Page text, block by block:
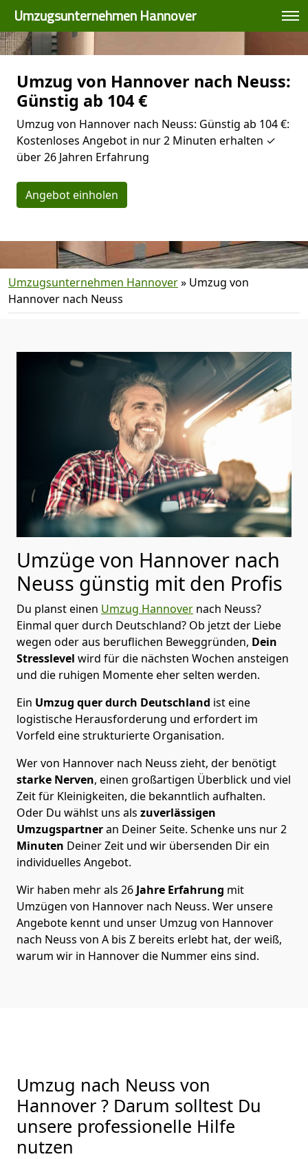
Umzugsunternehmen Hannover
Umzug von Hannover nach Neuss:
Günstig ab 104 €
Umzug von Hannover nach Neuss: Günstig ab 104 €:
Kostenloses Angebot in nur 2 Minuten erhalten ✓
über 26 Jahren Erfahrung
Angebot einholen
Umzugsunternehmen Hannover» Umzug von
Hannover nach Neuss
Umzüge von Hannover nach
Neuss günstig mit den Profis
Du planst einen Umzug Hannover nach Neuss?
Einmal quer durch Deutschland? Ob jetzt der Liebe
wegen oder aus beruflichen Beweggründen, Dein
Stresslevel wird für die nächsten Wochen ansteigen
und die ruhigen Momente eher selten werden.
Ein Umzug quer durch Deutschland ist eine
logistische Herausforderung und erfordert im
Vorfeld eine strukturierte Organisation.
Wer von Hannover nach Neuss zieht, der benötigt
starke Nerven, einen großartigen Überblick und viel
Zeit für Kleinigkeiten, die bekanntlich aufhalten.
Oder Du wählst uns als zuverlässigen
Umzugspartneran Deiner Seite. Schenke uns nur2
Minuten Deiner Zeit und wir übersenden Dir ein
individuelles Angebot.
Wir haben mehr als 26 Jahre Erfahrung mit
Umzügen von Hannover nach Neuss. Wer unsere
Angebote kennt und unser Umzug von Hannover
nach Neuss von A bis Z bereits erlebt hat, der weiß,
warum wir in Hannover die Nummer eins sind.
Umzug nach Neuss von
Hannover ? Darum solltest Du
unsere professionelle Hilfe
nutzen